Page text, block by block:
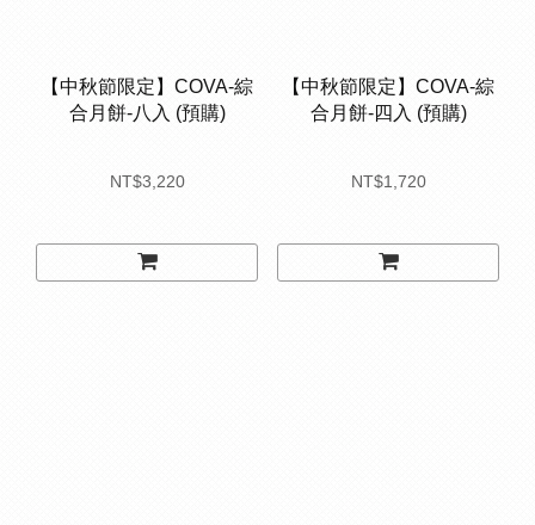
【中秋節限定】COVA-綜
合月餅-八入 (預購)
NT$3,220
【中秋節限定】COVA-綜
合月餅-四入 (預購)
NT$1,720